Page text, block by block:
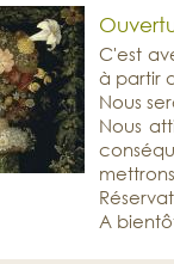
C'est
à partir
Nous
Nous
A